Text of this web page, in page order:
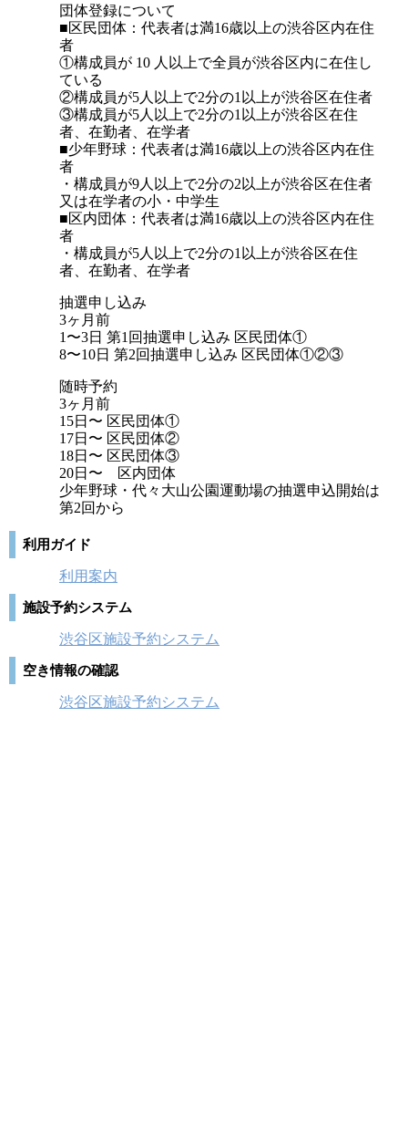
団体登録について
■区民団体：代表者は満16歳以上の渋谷区内在住
者
①構成員が 10 人以上で全員が渋谷区内に在住し
ている
②構成員が5人以上で2分の1以上が渋谷区在住者
③構成員が5人以上で2分の1以上が渋谷区在住
者、在勤者、在学者
■少年野球：代表者は満16歳以上の渋谷区内在住
者
・構成員が9人以上で2分の2以上が渋谷区在住者
又は在学者の小・中学生
■区内団体：代表者は満16歳以上の渋谷区内在住
者
・構成員が5人以上で2分の1以上が渋谷区在住
者、在勤者、在学者
抽選申し込み
3ヶ月前
1〜3日 第1回抽選申し込み 区民団体①
8〜10日 第2回抽選申し込み 区民団体①②③
随時予約
3ヶ月前
15日〜 区民団体①
17日〜 区民団体②
18日〜 区民団体③
20日〜 区内団体
少年野球・代々大山公園運動場の抽選申込開始は
第2回から
利用ガイド
利用案内
施設予約システム
渋谷区施設予約システム
空き情報の確認
渋谷区施設予約システム